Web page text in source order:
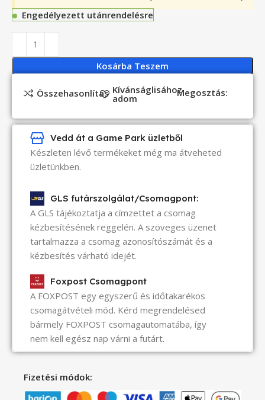
Engedélyezett utánrendelésre
Kosárba Teszem
Összehasonlítás Kívánságlisához
adom Megosztás:
Vedd át a Game Park üzletből
Készleten lévő termékeket még ma átveheted
üzletünkben.
GLS futárszolgálat/Csomagpont:
A GLS tájékoztatja a címzettet a csomag
kézbesítésének reggelén. A szöveges üzenet
tartalmazza a csomag azonosítószámát és a
kézbesítés várható idejét.
Foxpost Csomagpont
A FOXPOST egy egyszerű és időtakarékos
csomagátvételi mód. Kérd megrendelésed
bármely FOXPOST csomagautomatába, így
nem kell egész nap várni a futárt.
Fizetési módok: